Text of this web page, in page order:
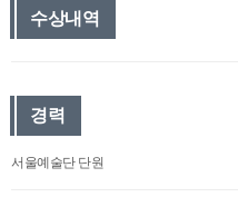
수상내역
경력
서울예술단 단원